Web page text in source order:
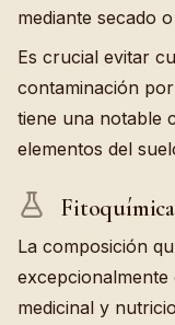
mediante secado
Es crucial evitar
contaminación
tiene una notable
elementos del
Fitoquímica
La composición
medicinal y